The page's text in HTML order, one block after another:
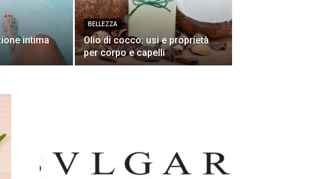
intima
BELLEZZA
Olio di cocco: usi e proprietà
per corpo e capelli